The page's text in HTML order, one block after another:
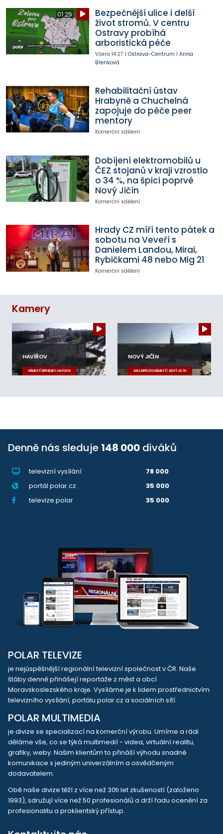
01:25
Bezpečnější ulice i delší
život stromů. V centru
Ostravy probíhá
arboristická péče
Včera 14:27 | Ostrava-Centrum | Anna
Břenková
Rehabilitační ústav
Hrabyně a Chuchelná
zapojuje do péče peer
mentory
Komerční sdělení
Dobíjení elektromobilů u
ČEZ stojanů v kraji vzrostlo
o 34 %, na špici poprvé
Nový Jičín
Komerční sdělení
Hrady CZ míří tento pátek a
sobotu na Veveří s
Danielem Landou, Mirai,
Rybičkami 48 nebo Mig 21
Komerční sdělení
Kamery
HAVÍŘOV
NÁMĚSTÍ REPUBLIKY, HAVÍŘOV
NOVÝ JIČÍN
MASARYKOVO NÁMĚSTÍ, NOVÝ JIČÍN
Denně nás sleduje 148 000 diváků
televizní vysílání
78 000
portál polar.cz
35 000
televize.polar
35 000
POLAR TELEVIZE
je nejúspěšnější regionální televizní společnost v ČR. Naše
štáby denně přinášejí reportáže z měst a obcí
Moravskoslezského kraje. Vysíláme je k lidem prostřednictvím
televizního vysílání, portálu polar.cz a sociálních sítí.
POLAR MULTIMEDIA
je divize se specializací na komerční výrobu. Umíme a rádi
děláme vše, co se týká multimedií - videa, virtuální realitu,
grafiky, weby. Našim klientům to přináší výhodu snadné
komunikace s jediným univerzálním a osvědčeným
dodavatelem.
Obě naše divize těží z více než 30ti let zkušeností (založeno
1993), sdružují více než 50 profesionálů a drží řadu ocenění za
profesionalitu a proklientský přístup.